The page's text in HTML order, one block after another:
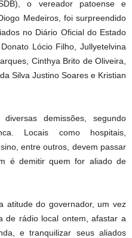
o vereador patoense e
Medeiros, foi surpreendido
no Diário Oficial do Estado
Lócio Filho, Jullyetelvina
Cinthya Brito de Oliveira,
Silva Justino Soares e Kristian
demissões, segundo
Locais como hospitais,
entre outros, devem passar
é demitir quem for aliado de
atitude do governador, um vez
de rádio local ontem, afastar a
e tranquilizar seus aliados